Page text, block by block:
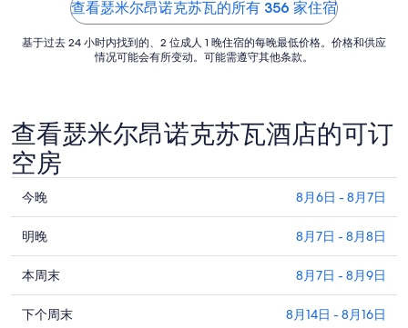
格
总
价
$132
查看瑟米尔昂诺克苏瓦的所有 356 家住宿
基于过去 24 小时内找到的、2 位成人 1 晚住宿的每晚最低价格。价格和供应
情况可能会有所变动。可能需遵守其他条款。
查看瑟米尔昂诺克苏瓦酒店的可订
空房
查
看
瑟
米
尔
昂
诺
今晚 8月6日 - 8月7日
查
看
瑟
米
尔
明晚 8月7日 - 8月8日
查
看
瑟
本周末 8月7日 - 8月9日
查
下个周末 8月14日 - 8月16日